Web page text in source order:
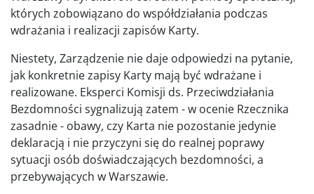
których zobowiązano do współdziałania podczas
wdrażania i realizacji zapisów Karty.
Niestety, Zarządzenie nie daje odpowiedzi na pytanie,
jak konkretnie zapisy Karty mają być wdrażane i
realizowane. Eksperci Komisji ds. Przeciwdziałania
Bezdomności sygnalizują zatem - w ocenie Rzecznika
zasadnie - obawy, czy Karta nie pozostanie jedynie
deklaracją i nie przyczyni się do realnej poprawy
sytuacji osób doświadczających bezdomności, a
przebywających w Warszawie.